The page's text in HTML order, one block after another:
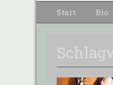
Primärmenu
zum
Start Bio